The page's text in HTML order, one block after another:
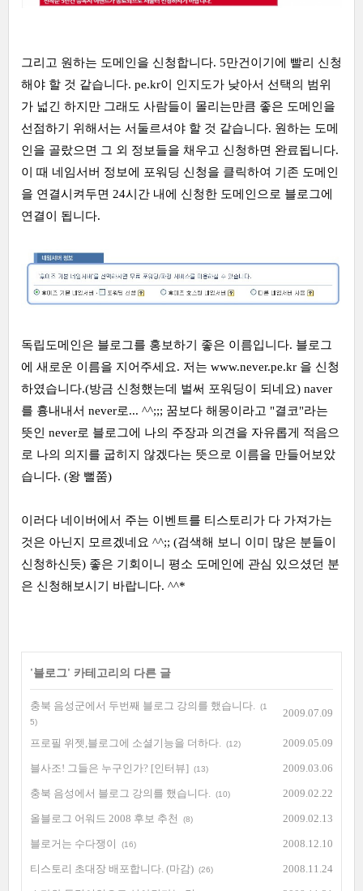
그리고 원하는 도메인을 신청합니다. 5만건이기에 빨리 신청
해야 할 것 같습니다. pe.kr이 인지도가 낮아서 선택의 범위
가 넓긴 하지만 그래도 사람들이 몰리는만큼 좋은 도메인을
선점하기 위해서는 서둘르셔야 할 것 같습니다. 원하는 도메
인을 골랐으면 그 외 정보들을 채우고 신청하면 완료됩니다.
이 때 네임서버 정보에 포워딩 신청을 클릭하여 기존 도메인
을 연결시켜두면 24시간 내에 신청한 도메인으로 블로그에
연결이 됩니다.
독립도메인은 블로그를 홍보하기 좋은 이름입니다. 블로그
에 새로운 이름을 지어주세요. 저는 www.never.pe.kr 을 신청
하였습니다.(방금 신청했는데 벌써 포워딩이 되네요) naver
를 흉내내서 never로... ^^;;; 꿈보다 해몽이라고 "결코"라는
뜻인 never로 블로그에 나의 주장과 의견을 자유롭게 적음으
로 나의 의지를 굽히지 않겠다는 뜻으로 이름을 만들어보았
습니다. (왕 뻘쭘)
이러다 네이버에서 주는 이벤트를 티스토리가 다 가져가는
것은 아닌지 모르겠네요 ^^;; (검색해 보니 이미 많은 분들이
신청하신듯) 좋은 기회이니 평소 도메인에 관심 있으셨던 분
은 신청해보시기 바랍니다. ^^*
'블로그' 카테고리의 다른 글
충북 음성군에서 두번째 블로그 강의를 했습니다.
(1
5)
2009.07.09
프로필 위젯,블로그에 소셜기능을 더하다. (12) 2009.05.09
블사조! 그들은 누구인가? [인터뷰] (13) 2009.03.06
충북 음성에서 블로그 강의를 했습니다. (10) 2009.02.22
올블로그 어워드 2008 후보 추천 (8) 2009.02.13
블로거는 수다쟁이 (16) 2008.12.10
티스토리 초대장 배포합니다. (마감) (26) 2008.11.24